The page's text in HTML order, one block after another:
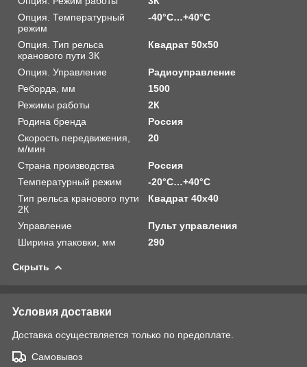
Опция. Температурный
режим
-40°C…+40°C
Опция. Тип рельса
кранового пути 3К
Квадрат 50х50
Опция. Управление
Радиоуправление
Реборда, мм
1500
Режимы работы
2К
Родина бренда
Россия
Скорость передвижения,
м/мин
20
Страна производства
Россия
Температурный режим
-20°C…+40°C
Тип рельса кранового пути
2К
Квадрат 40х40
Управление
Пульт управления
Ширина упаковки, мм
290
Скрыть
Условия доставки
Доставка осуществляется только по предоплате.
Самовывоз